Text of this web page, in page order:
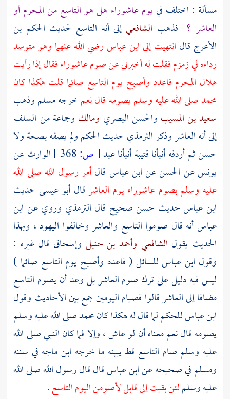
مسألة : اختلف فييوم عاشوراء هل هو التاسع من المحرم أو
العاشر ؟ فذهب الشافعيإلى أنه التاسع لحديث الحكم بن
الأعرج قال انتهيت إلىابن عباسرضي الله عنهما وهو متوسد
رداءه في زمزم فقلت له أخبرني عن صوم عاشوراء فقال إذا رأيت
هلال المحرم فاعدد وأصبح يوم التاسع صائما قلت هكذا كان
محمدصلى الله عليه وسلم يصومه قال نعمخرجهمسلموذهب
سعيد بن المسيب والحسن البصري ومالك وجماعة من السلف
إلى أنه العاشر وذكرالترمذيحديثالحكمولم يصفه بصحة ولا
حسن ثم أردفه أنبأناقتيبةأنبأناعبد[ص: الوارثعن
يونسعن الحسنعنابن عباس قالأمر رسول الله صلى الله
عليه وسلم بصوم عاشوراء يوم العاشرقال أبو عيسى حديث
ابن عباسحديث حسن صحيح قال الترمذي وروي عن ابن
عباسأنه قال صوموا التاسع والعاشر وخالفوا اليهود، وبهذا
الحديث يقول الشافعي وأحمد بن حنبل وإسحاق قال غيره :
وقول ابن عباسللسائل ( فاعدد وأصبح يوم التاسع صائما )
ليس فيه دليل على ترك صوم العاشر بل وعد أن يصوم التاسع
مضافا إلى العاشر قالوا فصيام اليومين جمع بين الأحاديث وقول
ابن عباسللحكملما قال له هكذا كانمحمدصلى الله عليه وسلم
يصومه قال نعم معناه أن لو عاش ، وإلا فما كان النبي صلى الله
عليه وسلم صام التاسع قط يبينه ما خرجه ابن ماجه في سننه
ومسلمفي صحيحه عنابن عباسقال قال رسول الله صلى الله
عليه وسلملئن بقيت إلى قابل لأصومن اليوم التاسع.